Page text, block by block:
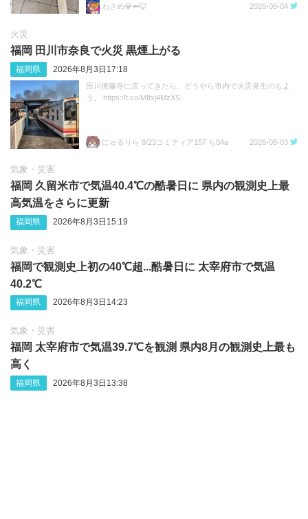
わさめ💎🦈🦊 2026-08-04
火災
福岡 田川市奈良で火災 黒煙上がる
福岡県 2026年8月3日17:18
田川後藤寺に戻ってきたら、どうやら市内で火災発生のもよ
う。 https://t.co/MIfxj4MzXS
にゅるりら 8/23コミティア157 ち04a 2026-08-03
気象・災害
福岡 久留米市で気温40.4℃の酷暑日に 県内の観測史上最
高気温をさらに更新
福岡県 2026年8月3日15:19
気象・災害
福岡で観測史上初の40℃超...酷暑日に 太宰府市で気温
40.2℃
福岡県 2026年8月3日14:23
気象・災害
福岡 太宰府市で気温39.7℃を観測 県内8月の観測史上最も
高く
福岡県 2026年8月3日13:38